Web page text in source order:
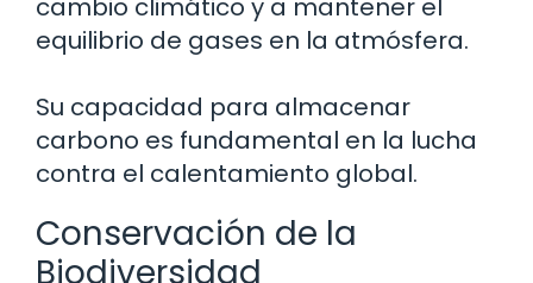
cambio climático y a mantener el
equilibrio de gases en la atmósfera.
Su capacidad para almacenar
carbono es fundamental en la lucha
contra el calentamiento global.
Conservación de la
Biodiversidad